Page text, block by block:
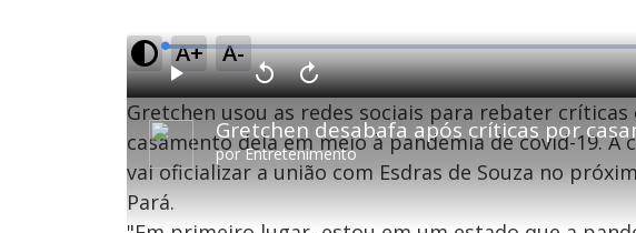
A+ A-
P
Gretchen desabafa após críticas por
porEntretenimento
P
l
a
y
V
o
l
t
a
r
1
0
s
A
v
a
n
ç
a
r
1
0
L
o
d
e
:
.
7
%
Gretchen usou as redes sociais para rebater
casamento dela em meio à pandemia de covid-19.
vai oficializar a união com Esdras de Souza no
Pará.